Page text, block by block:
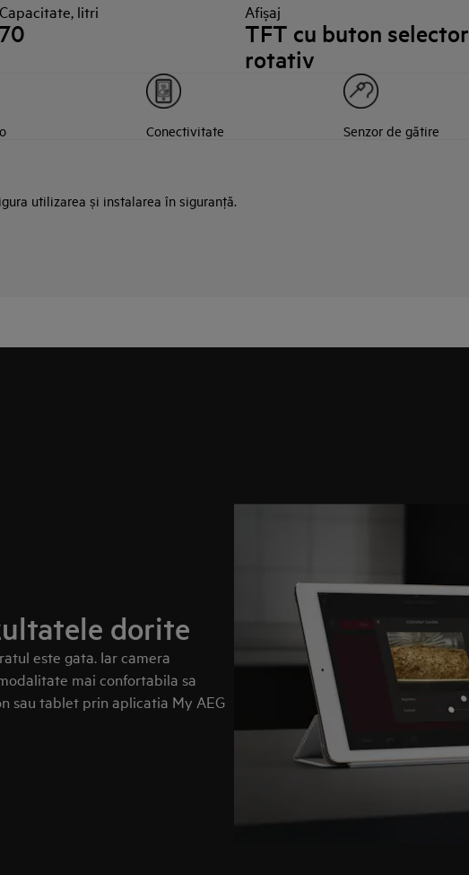
Capacitate, litri
70
Afișaj
TFT cu buton selector
rotativ
Conectivitate Senzor de gătire
utilizarea și instalarea în siguranţă.
dorite
este gata. Iar camera
mai confortabila sa
sau tablet prin aplicatia My AEG